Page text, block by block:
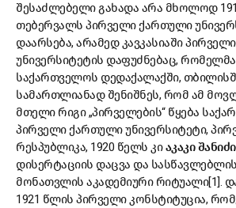
შესაძლებელი გახადა არა მხოლოდ
თებერვალს პირველი ქართული
დაარსება, არამედ კავკასიაში
უნივერსიტეტის დაფუძნებაც,
საქართველოს დედაქალაქში,
სამართლიანად შენიშნეს, რომ ამ
მთელი რიგი „პირველების“ წყება
პირველი ქართული უნივერსიტეტი,
რესპუბლიკა, 1920 წელს კიაკაკი
დისერტაციის დაცვა და
მონათვლის აკადემიური რიტუალი[1].
1921 წლის პირველი კონსტიტუცია,